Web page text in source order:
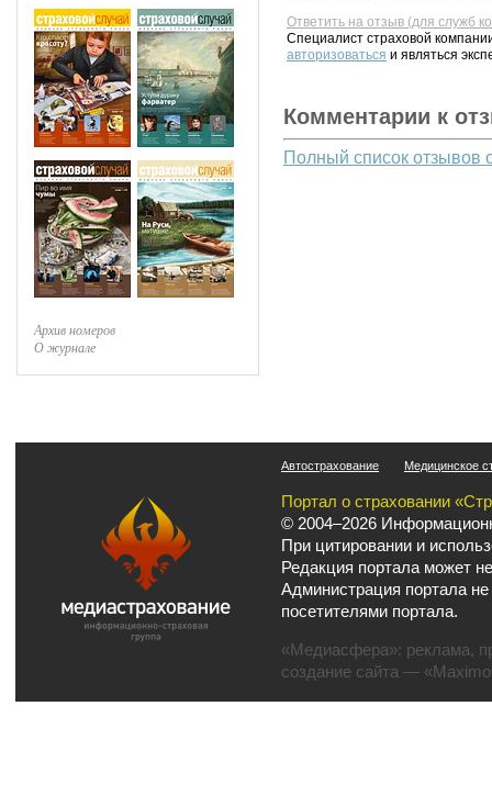
Архив номеров
О журнале
Ответить на отзыв (для служб
Специалист страховой
авторизоваться и являться
Комментарии к
Полный список отзывов
Автострахование Медицинское
Портал о страховании
© 2004–2026
При цитировании и
Редакция портала может
Администрация портала
посетителями портала.
«Медиасфера»: реклама,
создание сайта —